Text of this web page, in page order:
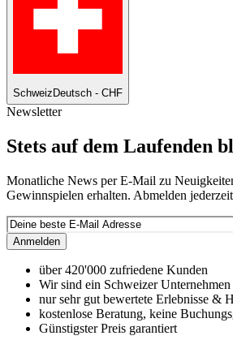
Schweiz Deutsch - CHF
Newsletter
Stets auf dem Laufenden
Monatliche News per E-Mail zu
Gewinnspielen erhalten. Abmelden
Anmelden
über 420'000 zufriedene Kunden
Wir sind ein Schweizer Unternehmen
nur sehr gut bewertete Erlebnisse &
kostenlose Beratung, keine
Günstigster Preis garantiert